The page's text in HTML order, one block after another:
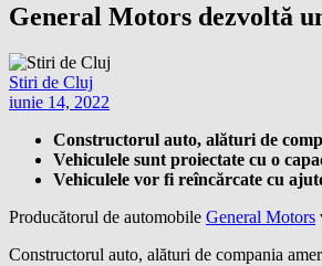
General Motors dezvoltă
Stiri de Cluj
iunie 14, 2022
Constructorul auto, alături de
Vehiculele sunt proiectate cu o
Vehiculele vor fi reîncărcate cu
Producătorul de automobile General Motors
Constructorul auto, alături de compania